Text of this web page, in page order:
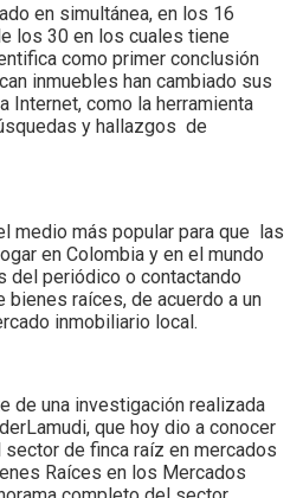
en simultánea, en los 16
los 30 en los cuales tiene
como primer conclusión
inmuebles han cambiado sus
Internet, como la herramienta
y hallazgos de
medio más popular para que las
en Colombia y en el mundo
del periódico o contactando
raíces, de acuerdo a un
inmobiliario local.
de una investigación realizada
que hoy dio a conocer
de finca raíz en mercados
Raíces en los Mercados